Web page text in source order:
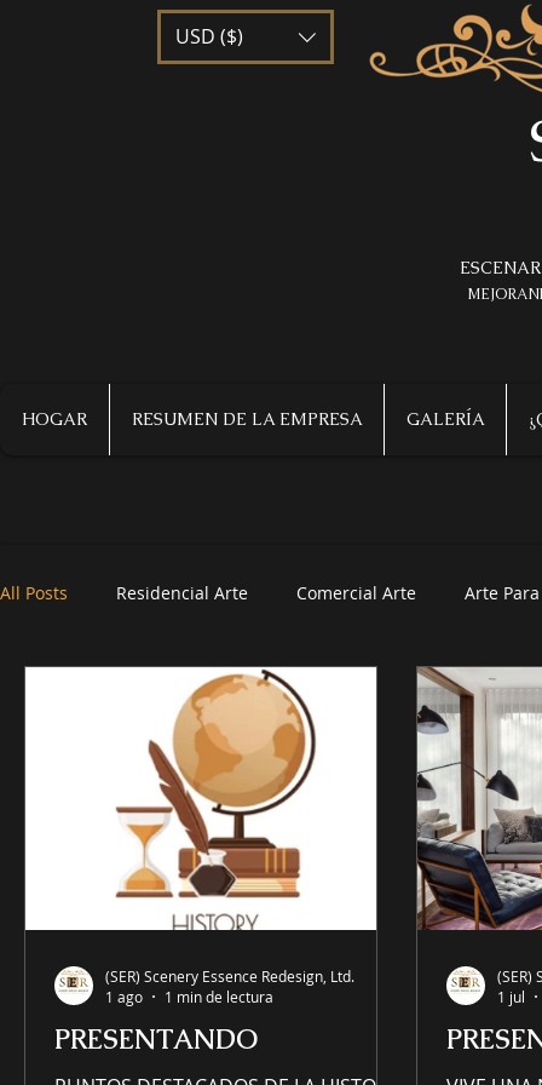
USD ($)
HOGAR RESUMEN DE LA EMPRESA GALERÍA
All Posts Residencial Arte Comercial Arte Arte
PRESENTANDO
(SER) Scenery Essence Redesign, Ltd.
1 ago
1 min de lectura
(SER)
1 jul